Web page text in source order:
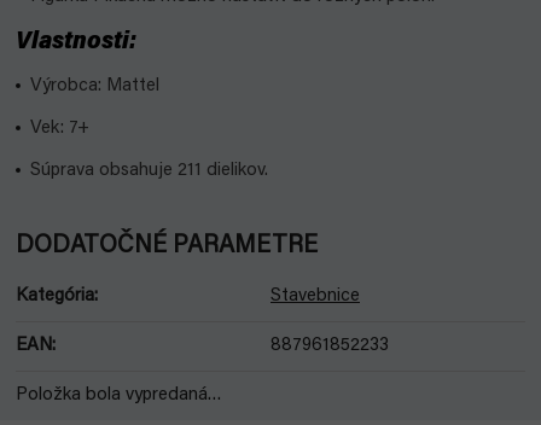
Vlastnosti:
Výrobca: Mattel
Vek: 7+
Súprava obsahuje 211 dielikov.
DODATOČNÉ PARAMETRE
Kategória: Stavebnice
EAN: 887961852233
Položka bola vypredaná…